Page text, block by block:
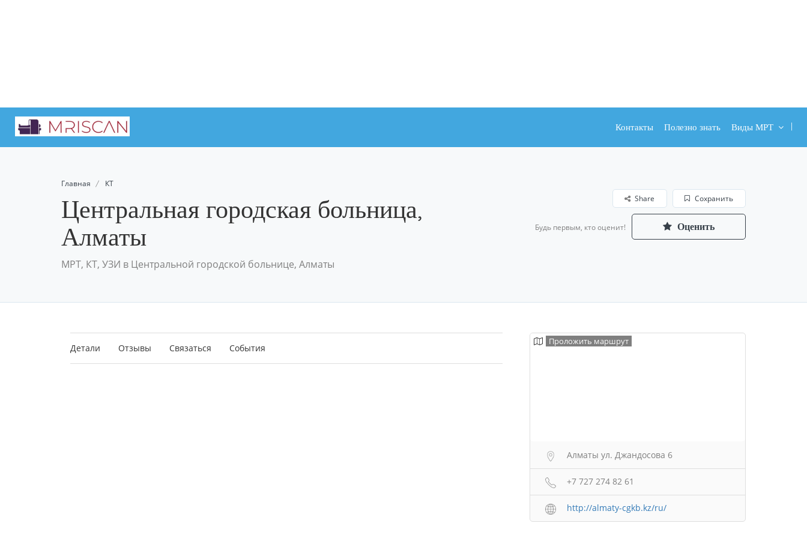
Контакты Полезно знать Виды МРТ
Главная КТ
Центральная городская больница,
Алматы
МРТ, КТ, УЗИ в Центральной городской больнице, Алматы
Сохранить
Share
Будь первым, кто оценит! Оценить
Детали Отзывы Связаться События
Проложить маршрут
Алматы ул. Джандосова 6
+7 727 274 82 61
http://almaty-cgkb.kz/ru/